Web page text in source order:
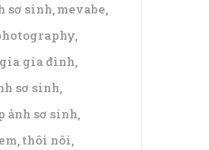
sơ sinh mevabe
gia đình
sơ sinh
ảnh sơ sinh
thôi nôi